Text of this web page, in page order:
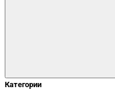
Категории